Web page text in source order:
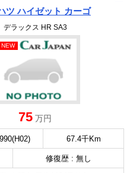
ツ ハイゼット カーゴ
デラックス HR SA3
NEW
75 万円
67.4千Km
修復歴 : 無し